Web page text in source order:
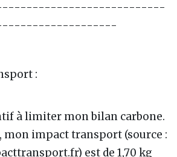
:
à limiter mon bilan carbone.
mon impact transport (source :
est de 1,70 kg